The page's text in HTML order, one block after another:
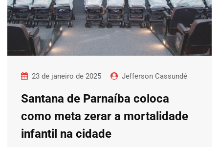
23 de janeiro de 2025 Jefferson Cassundé
Santana de Parnaíba coloca
como meta zerar a mortalidade
infantil na cidade